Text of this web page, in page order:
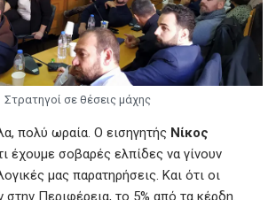
Στρατηγοί σε θέσεις μάχης
πολύ ωραία. Ο εισηγητής Νίκος
έχουμε σοβαρές ελπίδες να γίνουν
μας παρατηρήσεις. Και ότι οι
στην Περιφέρεια, το 5% από τα κέρδη.